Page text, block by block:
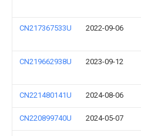
CN217367533U 2022-09-06
CN219662938U 2023-09-12
CN221480141U 2024-08-06
CN220899740U 2024-05-07